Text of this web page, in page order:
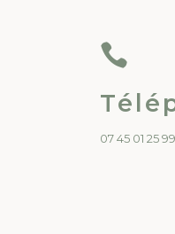

07 45 01 25 99